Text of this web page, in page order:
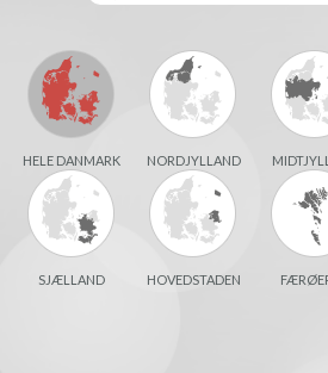
HELE DANMARK NORDJYLLAND
SJÆLLAND HOVEDSTADEN